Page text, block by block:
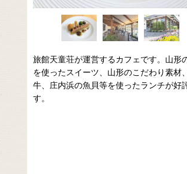
旅館天童荘が運営するカフェです。山形
を使ったスイーツ、山形のこだわり素材
牛、庄内浜の魚貝等を使ったランチが好
す。